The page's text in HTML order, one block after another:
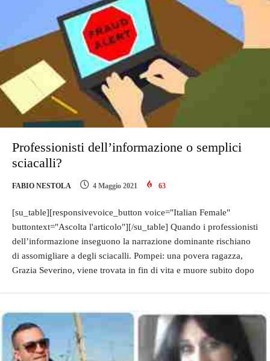
Professionisti dell’informazione o semplici
sciacalli?
FABIO NESTOLA 4 Maggio 2021 63
[su_table][responsivevoice_button voice="Italian Female"
buttontext="Ascolta l'articolo"][/su_table] Quando i professionisti
dell’informazione inseguono la narrazione dominante rischiano
di assomigliare a degli sciacalli. Pompei: una povera ragazza,
Grazia Severino, viene trovata in fin di vita e muore subito dopo